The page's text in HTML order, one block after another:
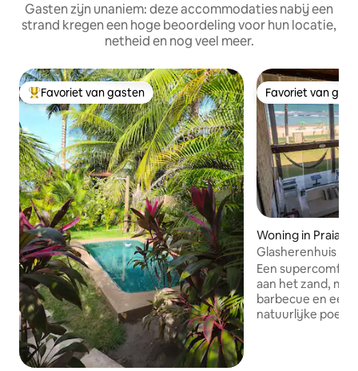
Gasten zijn unaniem: deze accommodaties nabij een
strand kregen een hoge beoordeling voor hun locatie,
netheid en nog veel meer.
Topfavoriet van gasten
Favoriet van gasten Favoriet van
Favoriet van
Woning in Praia
Corais
Glasherenhuis
Een
aan het zand,
barbecue en een
natuurlijke